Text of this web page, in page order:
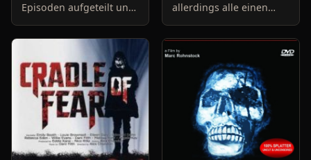
Episoden aufgeteilt und
zwischen den einzelnen
Episoden gibt es auch
Hauptgeschichte, die
alles verknüpft un
allerdings alle einen
gewissen
Zusammenhang haben.
Vor, zwischen und nach
den vier integrieren
Filmchen gibt es e